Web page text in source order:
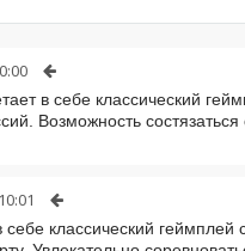
в себе классический
Возможность
себе классический